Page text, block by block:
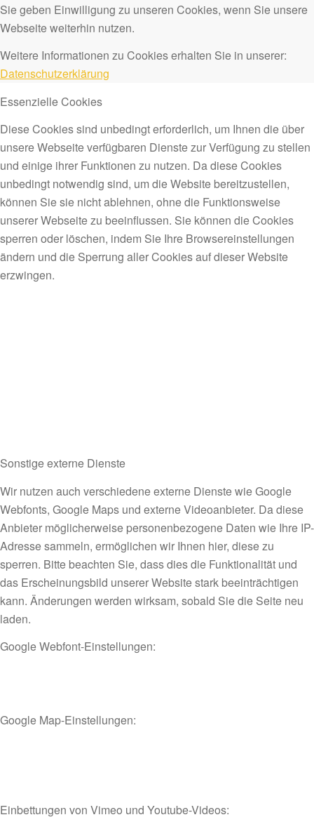
Sie geben Einwilligung zu unseren Cookies, wenn Sie unsere
Webseite weiterhin nutzen.
Weitere Informationen zu Cookies erhalten Sie in unserer:
Datenschutzerklärung
Essenzielle Cookies
Diese Cookies sind unbedingt erforderlich, um Ihnen die über
unsere Webseite verfügbaren Dienste zur Verfügung zu stellen
und einige ihrer Funktionen zu nutzen. Da diese Cookies
unbedingt notwendig sind, um die Website bereitzustellen,
können Sie sie nicht ablehnen, ohne die Funktionsweise
unserer Webseite zu beeinflussen. Sie können die Cookies
sperren oder löschen, indem Sie Ihre Browsereinstellungen
ändern und die Sperrung aller Cookies auf dieser Website
erzwingen.
Sonstige externe Dienste
Wir nutzen auch verschiedene externe Dienste wie Google
Webfonts, Google Maps und externe Videoanbieter. Da diese
Anbieter möglicherweise personenbezogene Daten wie Ihre IP-
Adresse sammeln, ermöglichen wir Ihnen hier, diese zu
sperren. Bitte beachten Sie, dass dies die Funktionalität und
das Erscheinungsbild unserer Website stark beeinträchtigen
kann. Änderungen werden wirksam, sobald Sie die Seite neu
laden.
Google Webfont-Einstellungen:
Google Map-Einstellungen:
Einbettungen von Vimeo und Youtube-Videos: